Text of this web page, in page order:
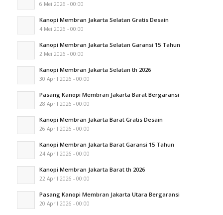
6 Mei 2026 - 00:00
Kanopi Membran Jakarta Selatan Gratis Desain
4 Mei 2026 - 00:00
Kanopi Membran Jakarta Selatan Garansi 15 Tahun
2 Mei 2026 - 00:00
Kanopi Membran Jakarta Selatan th 2026
30 April 2026 - 00:00
Pasang Kanopi Membran Jakarta Barat Bergaransi
28 April 2026 - 00:00
Kanopi Membran Jakarta Barat Gratis Desain
26 April 2026 - 00:00
Kanopi Membran Jakarta Barat Garansi 15 Tahun
24 April 2026 - 00:00
Kanopi Membran Jakarta Barat th 2026
22 April 2026 - 00:00
Pasang Kanopi Membran Jakarta Utara Bergaransi
20 April 2026 - 00:00